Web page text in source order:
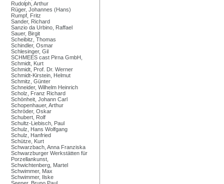
Rudolph, Arthur
Rüger, Johannes (Hans)
Rumpf, Fritz
Sander, Richard
Sanzio da Urbino, Raffael
Sauer, Birgit
Scheibitz, Thomas
Schindler, Osmar
Schlesinger, Gil
SCHMEES cast Pirna GmbH,
Schmidt, Kurt
Schmidt, Prof. Dr. Werner
Schmidt-Kirstein, Helmut
Schmitz, Günter
Schneider, Wilhelm Heinrich
Scholz, Franz Richard
Schönheit, Johann Carl
Schopenhauer, Arthur
Schröder, Oskar
Schubert, Rolf
Schultz-Liebisch, Paul
Schulz, Hans Wolfgang
Schulz, Hanfried
Schütze, Kurt
Schwarzbach, Anna Franziska
Schwarzburger Werkstätten für
Porzellankunst,
Schwichtenberg, Martel
Schwimmer, Max
Schwimmer, Ilske